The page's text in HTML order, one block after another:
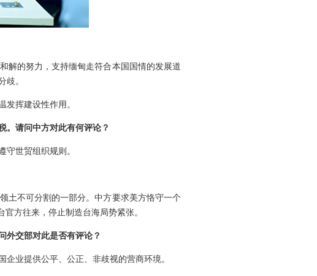
解的努力，支持缅甸走符合本国国情的发展道
歧。
挥建设性作用。
。请问中方对此有何评论？
世贸组织规则。
土不可分割的一部分。中方要求美方恪守一个
方往来，停止制造台海局势紧张。
外交部对此是否有评论？
业提供公平、公正、非歧视的营商环境。